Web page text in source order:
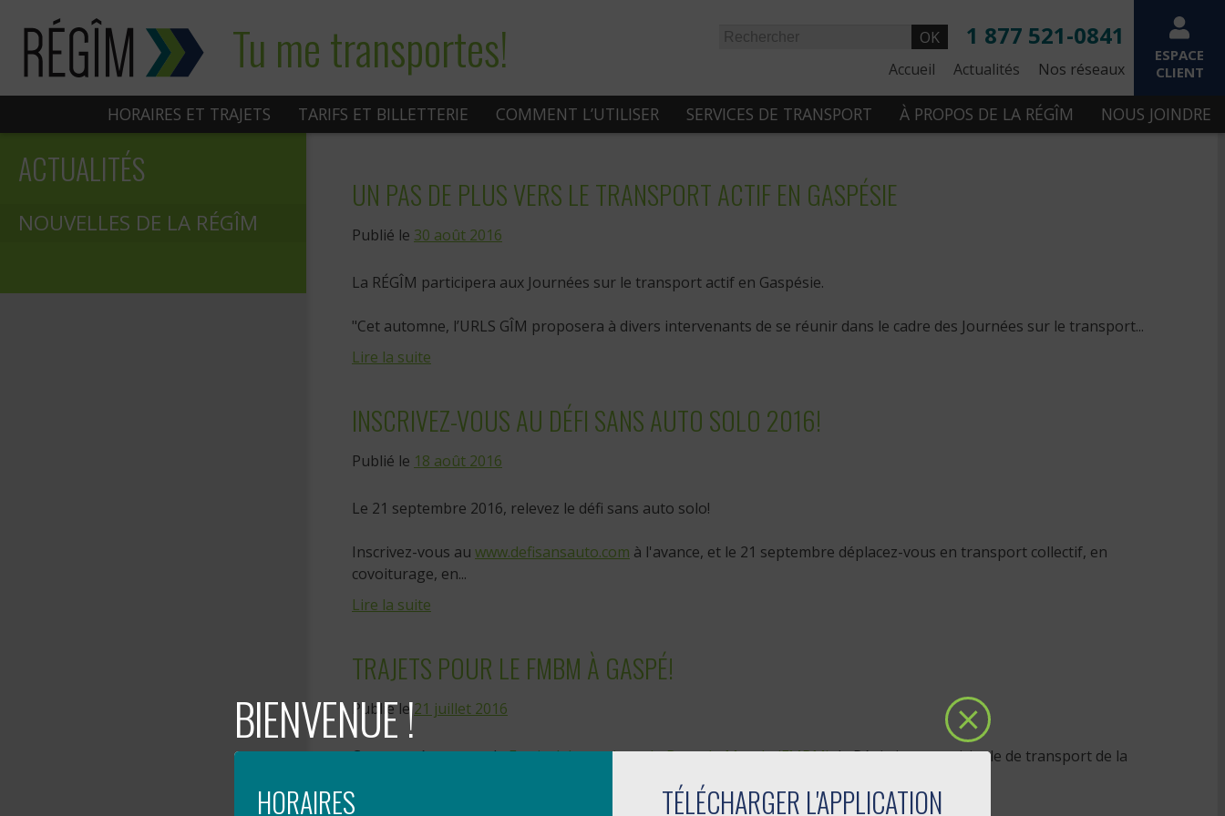
contenu
Tu me transportes!
ESPACE
CLIENT
1 877 521-0841
OK
Nos réseaux
Accueil Actualités
HORAIRES ET TRAJETS TARIFS ET BILLETTERIE COMMENT L’UTILISER SERVICES DE TRANSPORT À PROPOS DE LA RÉGÎM NOUS JOINDRE
ACTUALITÉS
NOUVELLES DE LA RÉGÎM
UN PAS DE PLUS VERS LE TRANSPORT ACTIF EN GASPÉSIE
Publié le 30 août 2016
La RÉGÎM participera aux Journées sur le transport actif en Gaspésie.
"Cet automne, l’URLS GÎM proposera à divers intervenants de se réunir dans le cadre des Journées sur le transport...
Lire la suite
INSCRIVEZ-VOUS AU DÉFI SANS AUTO SOLO 2016!
Publié le 18 août 2016
Le 21 septembre 2016, relevez le défi sans auto solo!
Inscrivez-vous au www.defisansauto.com à l'avance, et le 21 septembre déplacez-vous en transport collectif, en
covoiturage, en...
Lire la suite
TRAJETS POUR LE FMBM À GASPÉ!
Publié le21 juillet 2016
Cette année encore, leFestival de musique du Bout du Monde (FMBM), la Régie intermunicipale de transport de la
Lire la suite
BIENVENUE !
HORAIRES
TÉLÉCHARGER L'APPLICATION